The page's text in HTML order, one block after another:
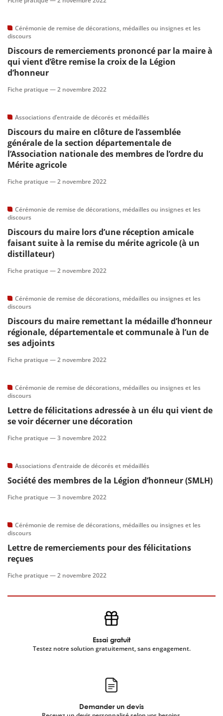
Cérémonie de remise de décorations, médailles ou insignes et les
discours
Discours de remerciements prononcé par la maire à
qui vient d’être remise la croix de la Légion
d’honneur
Fiche pratique —2 novembre 2022
Associations d’entraide de décorés et médaillés
Discours du maire en clôture de l’assemblée
générale de la section départementale de
l’Association nationale des membres de l’ordre du
Mérite agricole
Fiche pratique —2 novembre 2022
Cérémonie de remise de décorations, médailles ou insignes et les
discours
Discours du maire lors d’une réception amicale
faisant suite à la remise du mérite agricole (à un
distillateur)
Fiche pratique —2 novembre 2022
Cérémonie de remise de décorations, médailles ou insignes et les
discours
Discours du maire remettant la médaille d’honneur
régionale, départementale et communale à l’un de
ses adjoints
Fiche pratique —2 novembre 2022
Cérémonie de remise de décorations, médailles ou insignes et les
discours
Lettre de félicitations adressée à un élu qui vient de
se voir décerner une décoration
Fiche pratique —3 novembre 2022
Associations d’entraide de décorés et médaillés
Société des membres de la Légion d’honneur (SMLH)
Fiche pratique —3 novembre 2022
Cérémonie de remise de décorations, médailles ou insignes et les
discours
Lettre de remerciements pour des félicitations
reçues
Fiche pratique —2 novembre 2022
Essai gratuit
Testez notre solution gratuitement, sans engagement.
Demander un devis